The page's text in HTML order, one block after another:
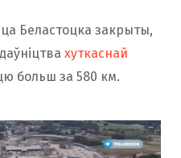
Беластоцка закрыты,
хуткаснай
больш за 580 км.